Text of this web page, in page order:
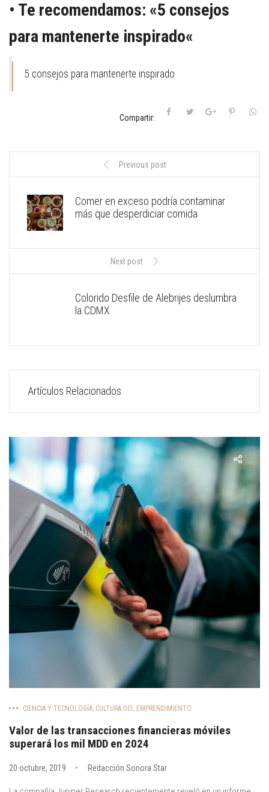
• Te recomendamos: «5 consejos
para mantenerte inspirado«
5 consejos para mantenerte inspirado
Compartir:
Previous post
Comer en exceso podría contaminar
más que desperdiciar comida
Next post
Colorido Desfile de Alebrijes deslumbra
la CDMX
Artículos Relacionados
CIENCIA Y TECNOLOGÍA CULTURA DEL EMPRENDIMIENTO
Valor de las transacciones financieras móviles
superará los mil MDD en 2024
20 octubre, 2019 Redacción Sonora Star